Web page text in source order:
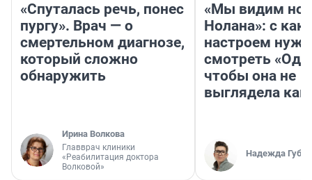
«Спуталась речь, понес
пургу». Врач — о
смертельном диагнозе,
который сложно
обнаружить
Ирина Волкова
Главврач клиники
«Реабилитация доктора
Волковой»
«Мы видим
Нолана»: с
настроем
смотреть
чтобы она не
выглядела как
Надежда